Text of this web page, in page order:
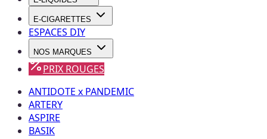
E-CIGARETTES
ESPACES DIY
NOS MARQUES
PRIX ROUGES
ANTIDOTE x PANDEMIC
ARTERY
ASPIRE
BASIK